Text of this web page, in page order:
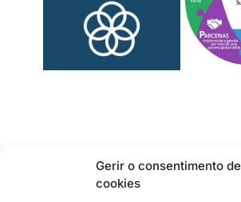
Gerir o consentimento de
cookies